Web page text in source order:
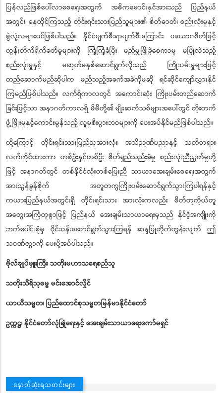
ပြန်လည်ဖြစ်ပေါ်လာစေရေးအတွက် အဓိကမောင်းနှင်အားသည် ပြည်နယ်
အတွင်း နေထိုင်ကြသည့် တိုင်းရင်းသားပြည်သူများ၏ စိတ်ဓာတ်၊ စည်းလုံးမှုနှင့်
ဇွဲလုံ့လများပင်ဖြစ်ပါသည်။ နိုင်ငံပျက်စီးရာပျက်စီးကြောင်း ပယောဂစိတ်ဖြင့်
တွန်းတိုက်ရိုက်ခတ်မှုများကို ကြံ့ကြံ့ခံပြီး မည်မျှဖြိုခွဲစေကာမူ မပြိုလဲသည့်
စည်းလုံးမှုနှင့် မဆုတ်မနစ်ဆောင်ရွက်လိုသည့် ကြိုးပမ်းမှုများဖြင့်
တည်ဆောက်မည်ဆိုပါက မည်သည့်အခက်အခဲကိုမဆို ရင်ဆိုင်ကျော်လွှားနိုင်
ကြမည်ဖြစ်ပါသည်။ လက်ရှိကာလတွင် အကောင်းဆုံး ကြိုးပမ်းတည်ဆောက်
ခြင်းဖြင့်သာ အနာဂတ်ကာလရှိ မိမိတို့၏ မျိုးဆက်သစ်များအပေါ်တွင် တိုးတက်
ဖွံ့ဖြိုးမှုနှင့်ကောင်းမွန်သည့် လူမှုစီးပွားဘဝများကို ပေးအပ်နိုင်မည်ဖြစ်ပါသည်။
ထို့ကြောင့် တိုင်းရင်းသားပြည်သူအားလုံး အသိဉာဏ်ပညာနှင့် သတိတရား
လက်ကိုင်ထားကာ တစ်ဦးနှင့်တစ်ဦး စိတ်ရှည်သည်းခံမှု စည်းလုံးညီညွတ်မှုတို့
ဖြင့် အနာဂတ်တွင် တစ်နိုင်ငံလုံးတစ်ပြေးညီ သာယာအေးချမ်းစေရေးအတွက်
အားသွန်ခွန်စိုက် အတူတကွကြိုးပမ်းဆောင်ရွက်သွားကြပါရန်နှင့်
ကယားပြည်နယ်အတွင်းရှိ တိုင်းရင်းသား အားလုံးကလည်း စိတ်တူကိုယ်တူ
အတွေးအကြံတူစွာဖြင့် ပြည်နယ် အေးချမ်းသာယာရေးမှသည် နိုင်ငံ့အကျိုးကို
ဘက်ပေါင်းစုံမှ ဝိုင်းဝန်းဆောင်ရွက်သွားကြရန် ဆန္ဒပြုတိုက်တွန်းလျက် ဤ
သဝဏ်လွှာကို ပေးပို့အပ်ပါသည်။
ဗိုလ်ချုပ်မှူးကြီး သတိုးမဟာသရေစည်သူ
သတိုးသီရိသုဓမ္မ မင်းအောင်လှိုင်
ယာယီသမ္မတ၊ ပြည်ထောင်စုသမ္မတမြန်မာနိုင်ငံတော်
ဥက္ကဋ္ဌ၊ နိုင်ငံတော်လုံခြုံရေးနှင့် အေးချမ်းသာယာရေးကော်မရှင်
နောက်ဆုံးရသတင်းများ